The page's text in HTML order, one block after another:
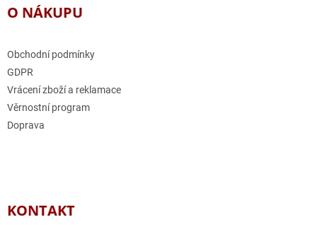
O NÁKUPU
Obchodní podmínky
GDPR
Vrácení zboží a reklamace
Věrnostní program
Doprava
KONTAKT